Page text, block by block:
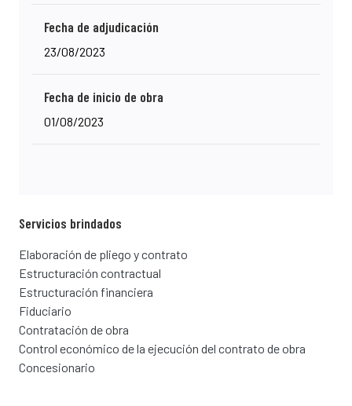
Fecha de adjudicación
23/08/2023
Fecha de inicio de obra
01/08/2023
Servicios brindados
Elaboración de pliego y contrato
Estructuración contractual
Estructuración financiera
Fiduciario
Contratación de obra
Control económico de la ejecución del contrato de obra
Concesionario